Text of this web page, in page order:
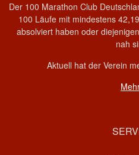
Der 100 Marathon Club
100 Läufe mit mindestens
absolviert haben oder
nah
Aktuell hat der Verein